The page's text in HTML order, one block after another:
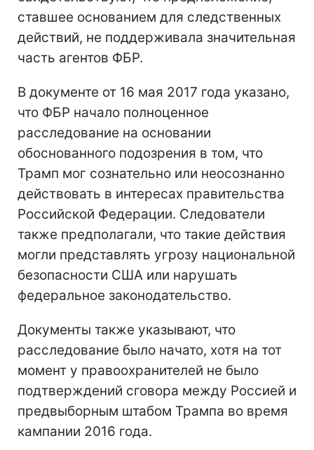
ставшее основанием для следственных
действий, не поддерживала значительная
часть агентов ФБР.
В документе от 16 мая 2017 года указано,
что ФБР начало полноценное
расследование на основании
обоснованного подозрения в том, что
Трамп мог сознательно или неосознанно
действовать в интересах правительства
Российской Федерации. Следователи
также предполагали, что такие действия
могли представлять угрозу национальной
безопасности США или нарушать
федеральное законодательство.
Документы также указывают, что
расследование было начато, хотя на тот
момент у правоохранителей не было
подтверждений сговора между Россией и
предвыборным штабом Трампа во время
кампании 2016 года.